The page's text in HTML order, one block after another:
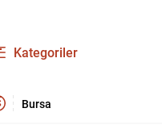
Kategoriler
Bursa